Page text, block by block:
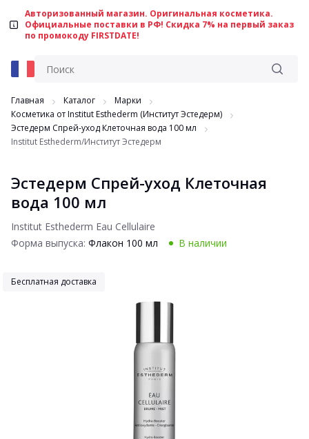
Авторизованный магазин. Оригинальная косметика.
Официальные поставки в РФ! Скидка 7% на первый заказ
по промокоду FIRSTDATE!
Главная Каталог
Марки
Косметика от Institut Esthederm (Институт Эстедерм)
Эстедерм Спрей-уход Клеточная вода 100 мл
Institut Esthederm/Институт Эстедерм
Эстедерм Спрей-уход Клеточная
вода 100 мл
Institut Esthederm Eau Cellulaire
Форма выпуска: Флакон 100 мл В наличии
Бесплатная доставка